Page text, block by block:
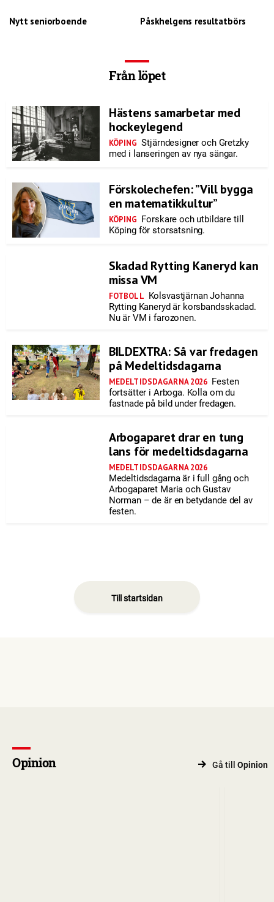
Nytt seniorboende Påskhelgens resultatbörs
Från löpet
Hästens samarbetar med
hockeylegend
KÖPING Stjärndesigner och Gretzky
med i lanseringen av nya sängar.
Förskolechefen: ”Vill bygga
en matematikkultur”
KÖPING Forskare och utbildare till
Köping för storsatsning.
Skadad Rytting Kaneryd kan
missa VM
FOTBOLL Kolsvastjärnan Johanna
Rytting Kaneryd är korsbandsskadad.
Nu är VM i farozonen.
BILDEXTRA: Så var fredagen
på Medeltidsdagarna
MEDELTIDSDAGARNA 2026 Festen
fortsätter i Arboga. Kolla om du
fastnade på bild under fredagen.
Arbogaparet drar en tung
lans för medeltidsdagarna
MEDELTIDSDAGARNA 2026
Medeltidsdagarna är i full gång och
Arbogaparet Maria och Gustav
Norman – de är en betydande del av
festen.
Till startsidan
Opinion Gå till Opinion